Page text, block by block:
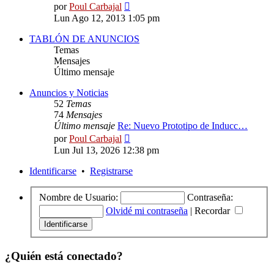
porPoul Carbajal
último
mensaje
Lun Ago 12, 2013 1:05 pm
TABLÓN DE ANUNCIOS
Temas
Mensajes
Último mensaje
Anuncios y Noticias
52 Temas
74 Mensajes
Último mensaje Re: Nuevo Prototipo de Inducc…
porPoul Carbajal
último
mensaje
Lun Jul 13, 2026 12:38 pm
Identificarse • Registrarse
Nombre de Usuario:
Contraseña:
Olvidé mi contraseña | Recordar
¿Quién está conectado?